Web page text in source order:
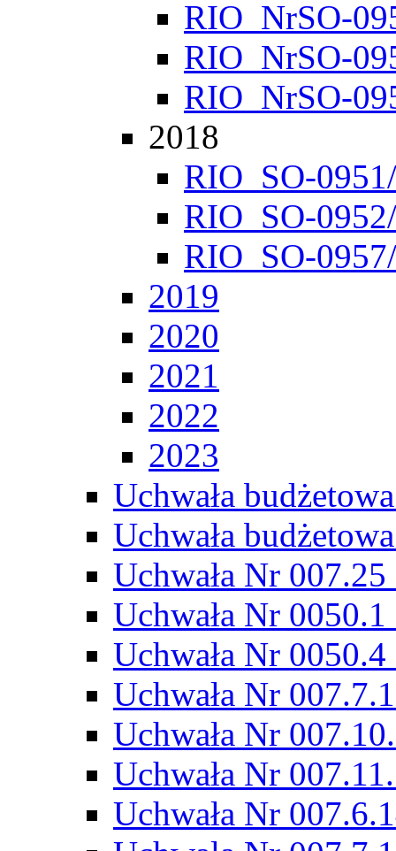
RIO_NrSO-
RIO_NrSO-
RIO_NrSO-
2018
RIO_SO-
RIO_SO-
RIO_SO-
2019
2020
2021
2022
2023
Uchwała
Uchwała
Uchwała Nr
Uchwała Nr
Uchwała Nr
Uchwała Nr
Uchwała Nr
Uchwała Nr
Uchwała Nr